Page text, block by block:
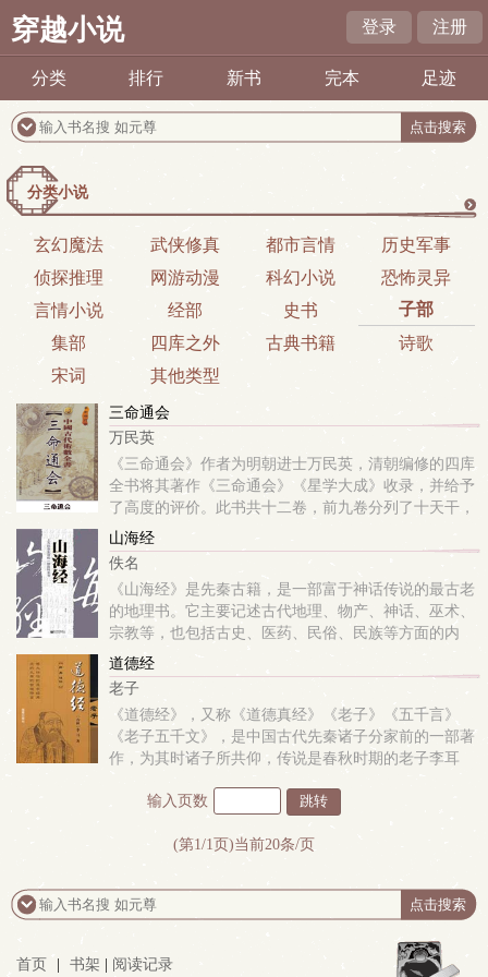
穿越小说 登录 注册
分类 排行 新书 完本 足迹
分类小说
玄幻魔法 武侠修真 都市言情
历史军事
侦探推理
网游动漫 科幻小说
恐怖灵异
言情小说
经部 史书
子部
集部
四库之外 古典书籍
诗歌
宋词
其他类型
三命通会
万民英
《三命通会》作者为明朝进士万民英，清朝编修的四库
全书将其著作《三命通会》《星学大成》收录，并给予
了高度的评价。此书共十二卷，前九卷分列了十天干，
每天干以日为主，以月为核心时为辅，定人吉凶，后三
卷记载了大量的平古歌赋极具实际操作指导意义。该书
在...
山海经
佚名
《山海经》是先秦古籍，是一部富于神话传说的最古老
的地理书。它主要记述古代地理、物产、神话、巫术、
宗教等，也包括古史、医药、民俗、民族等方面的内
容。除此之外，《山海经》还以流水帐方式记载了一些
奇怪的事件，对这些事件至今仍然存在较大的争论。最
有代...
道德经
老子
《道德经》，又称《道德真经》《老子》《五千言》
《老子五千文》，是中国古代先秦诸子分家前的一部著
作，为其时诸子所共仰，传说是春秋时期的老子李耳
家哲学思想的重要来源。道德经分上下两篇，原文上篇
输入页数
(第1/1页)当前20条/页
首页 书架 阅读记录